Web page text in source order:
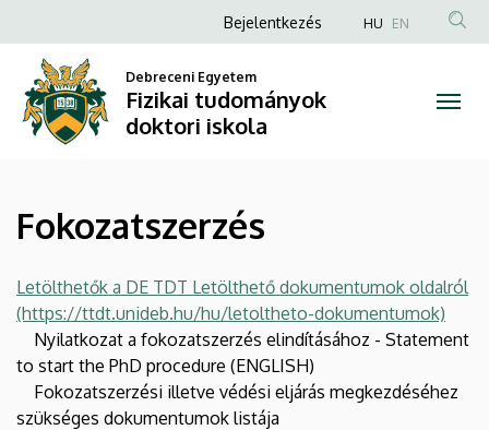
Fokozatszerzés
Fizikai
tudományok
doktori
iskola
a
tartalomra
Anonim
fiók
menüje
Bejelentkezés HU EN
Debreceni Egyetem
Fizikai tudományok
doktori iskola
Fokozatszerzés
Letölthetők a DE TDT Letölthető dokumentumok oldalról
(https://ttdt.unideb.hu/hu/letoltheto-dokumentumok)
Nyilatkozat a fokozatszerzés elindításához - Statement
to start the PhD procedure (ENGLISH)
Fokozatszerzési illetve védési eljárás megkezdéséhez
szükséges dokumentumok listája